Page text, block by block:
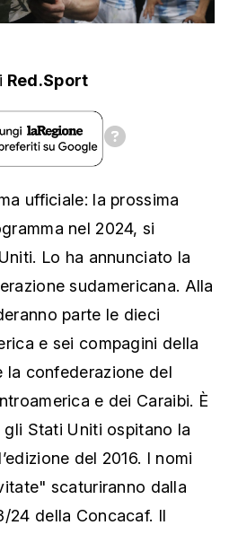
Red.Sport
ufficiale: la prossima
nel 2024, si
Lo ha annunciato la
sudamericana. Alla
parte le dieci
e sei compagini della
la confederazione del
e dei Caraibi. È
Stati Uniti ospitano la
del 2016. I nomi
scaturiranno dalla
24 della Concacaf. Il